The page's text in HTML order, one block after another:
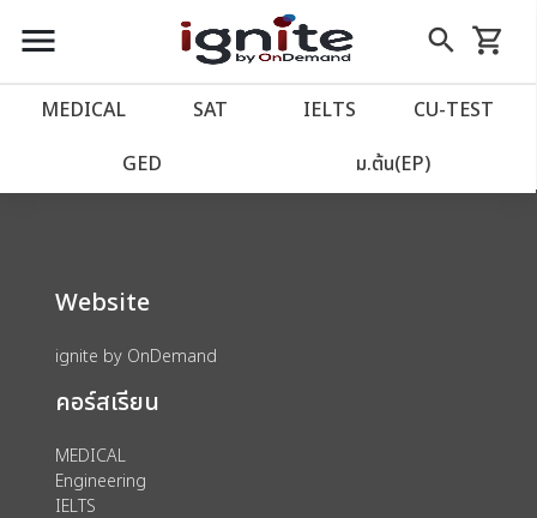
close
account_balance หน้าแรก
เว็บไซต์อิกไนท์
import_contacts วางแผนการเรียน
account_circle เข้าสู่ระบบ
assignment ลงทะเบียน
menu search
Skip
to
shopping_cart
รถเข็น
MEDICAL SAT IELTS CU‑TEST
GED ม.ต้น(EP)
We could not find anything for 80002125
Website
ignite by OnDemand
คอร์สเรียน
MEDICAL
Engineering
IELTS